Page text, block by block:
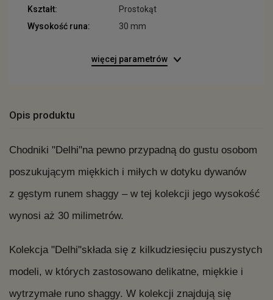
Kształt:
Prostokąt
Wysokość runa:
30 mm
więcej parametrów
Opis produktu
Chodniki "Delhi"na pewno przypadną do gustu osobom
poszukującym miękkich i miłych w dotyku dywanów
z gęstym runem shaggy – w tej kolekcji jego wysokość
wynosi aż 30 milimetrów.
Kolekcja "Delhi"składa się z kilkudziesięciu puszystych
modeli, w których zastosowano delikatne, miękkie i
wytrzymałe runo shaggy. W kolekcji znajdują się